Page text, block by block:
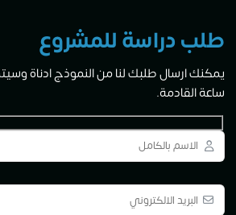
طلب دراسة للمشروع
ساعة القادمة.